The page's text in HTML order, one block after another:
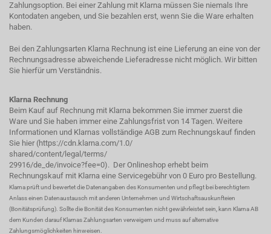
Zahlungsoption. Bei einer Zahlung mit Klarna müssen Sie niemals Ihre
Kontodaten angeben, und Sie bezahlen erst, wenn Sie die Ware erhalten
haben.
Bei den Zahlungsarten Klarna Rechnung ist eine Lieferung an eine von der
Rechnungsadresse abweichende Lieferadresse nicht möglich. Wir bitten
Sie hierfür um Verständnis.
Klarna Rechnung
Beim Kauf auf Rechnung mit Klarna bekommen Sie immer zuerst die
Ware und Sie haben immer eine Zahlungsfrist von 14 Tagen. Weitere
Informationen und Klarnas vollständige AGB zum Rechnungskauf finden
Sie hier (https://cdn.klarna.com/1.0/
shared/content/legal/terms/
29916/de_de/invoice?fee=0). Der Onlineshop erhebt beim
Rechnungskauf mit Klarna eine Servicegebühr von 0 Euro pro Bestellung.
Klarna prüft und bewertet die Datenangaben des Konsumenten und pflegt bei berechtigtem
Anlass einen Datenaustausch mit anderen Unternehmen und Wirtschaftsauskunfteien
(Bonitätsprüfung). Sollte die Bonität des Konsumenten nicht gewährleistet sein, kann Klarna AB
dem Kunden darauf Klarnas Zahlungsarten verweigern und muss auf alternative
Zahlungsmöglichkeiten hinweisen.